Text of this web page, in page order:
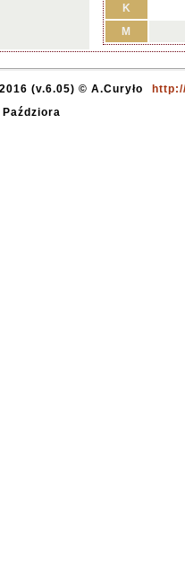
K
M
(v.6.05) © A.Curyło
Paździora